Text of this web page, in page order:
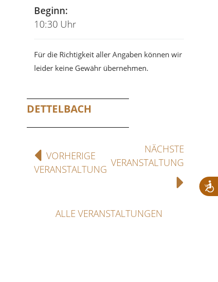
Beginn:
10:30 Uhr
Für die Richtigkeit aller Angaben können wir
leider keine Gewähr übernehmen.
DETTELBACH
VORHERIGE
VERANSTALTUNG
NÄCHSTE
VERANSTALTUNG
ALLE VERANSTALTUNGEN